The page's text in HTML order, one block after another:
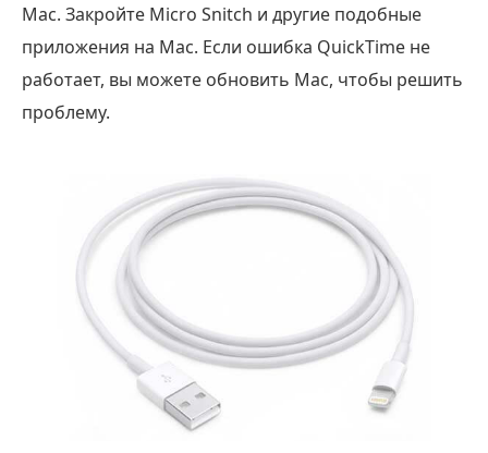
Mac. Закройте Micro Snitch и другие подобные
приложения на Mac. Если ошибка QuickTime не
работает, вы можете обновить Mac, чтобы решить
проблему.